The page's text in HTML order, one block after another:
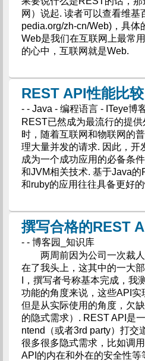
网）说起. 读者可以查看维基
pedia.org/zh-cn/Web)，具体
Web是我们在互联网上最常
的心中，互联网就是Web.
REST API性能比较
- - Java - 编程语言 - ITeye博
REST已然成为最流行的提
时，随着互联网和物联网的
理大量并发的请求. 因此，开
成为一个成功应用的必备条
和JVM相关技术. 基于Java
和ruby的应用往往具备更好
撰写合格的REST
- - 博客园_知识库
两周前因为公司一次裁人
在了我头上，这其中的一大
I，撰写者号称基本完成，我
功能的角度来说，这些API实
但是从实际使用的角度，欠
的隐式需求）. REST API是
ntend（或者3rd party）打交
很多很多隐式需求，比如调
API的内在和外在的安全性